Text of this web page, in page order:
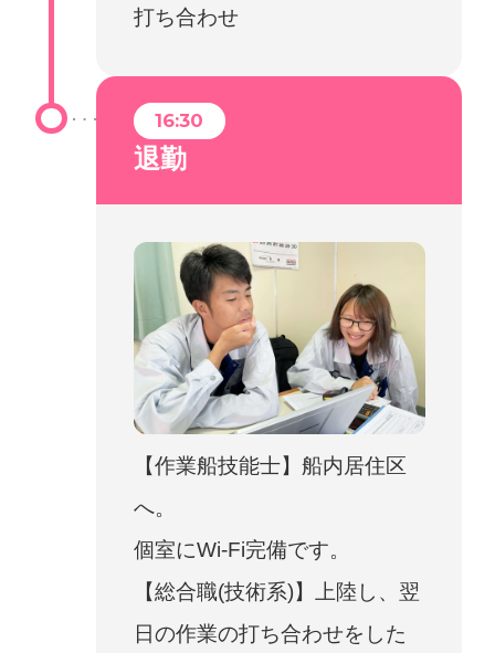
打ち合わせ
16:30
退勤
【作業船技能士】船内居住区
へ。
個室にWi-Fi完備です。
【総合職(技術系)】上陸し、翌
日の作業の打ち合わせをした